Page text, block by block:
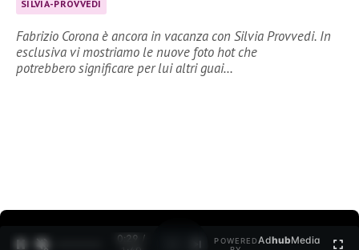
SILVIA-PROVVEDI
Fabrizio Corona è ancora in vacanza con Silvia Provvedi. In
esclusiva vi mostriamo le nuove foto hot che
potrebbero significare per lui altri guai…
0:30 /
POWEREDAdhubMedia